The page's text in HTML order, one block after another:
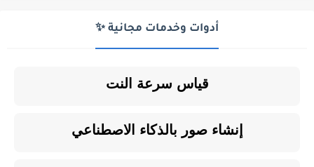
أدوات وخدمات مجانية ✨
قياس سرعة النت
إنشاء صور بالذكاء الاصطناعي